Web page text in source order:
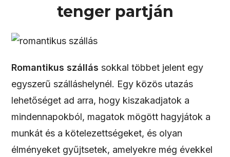
tenger partján
Romantikus szállás sokkal többet jelent egy
egyszerű szálláshelynél. Egy közös utazás
lehetőséget ad arra, hogy kiszakadjatok a
mindennapokból, magatok mögött hagyjátok a
munkát és a kötelezettségeket, és olyan
élményeket gyűjtsetek, amelyekre még évekkel